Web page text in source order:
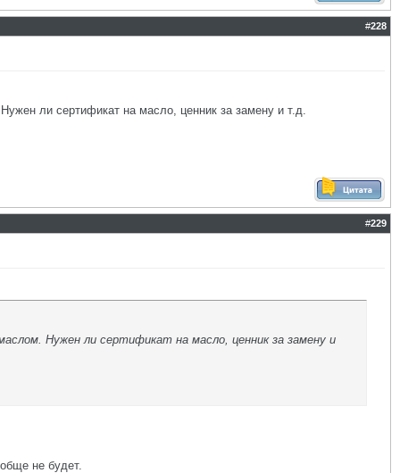
#228
ли сертификат на масло, ценник за замену и т.д.
#229
Нужен ли сертификат на масло, ценник за замену и
не будет.